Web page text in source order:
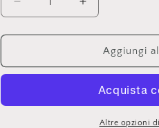
a
Diminuisci
quantità
per
Petit
colore
Aumenta
quantità
per
Geelli,
Petit
Tergivetro
colore
AVIO,
Aggiungi
Altre opzioni